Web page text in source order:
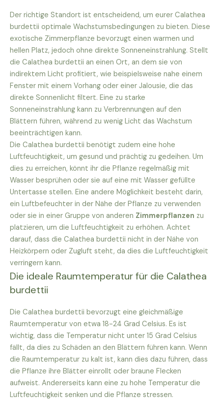
Der richtige Standort ist entscheidend, um eurer Calathea
burdettii optimale Wachstumsbedingungen zu bieten. Diese
exotische Zimmerpflanze bevorzugt einen warmen und
hellen Platz, jedoch ohne direkte Sonneneinstrahlung. Stellt
die Calathea burdettii an einen Ort, an dem sie von
indirektem Licht profitiert, wie beispielsweise nahe einem
Fenster mit einem Vorhang oder einer Jalousie, die das
direkte Sonnenlicht filtert. Eine zu starke
Sonneneinstrahlung kann zu Verbrennungen auf den
Blättern führen, während zu wenig Licht das Wachstum
beeinträchtigen kann.
Die Calathea burdettii benötigt zudem eine hohe
Luftfeuchtigkeit, um gesund und prächtig zu gedeihen. Um
dies zu erreichen, könnt ihr die Pflanze regelmäßig mit
Wasser besprühen oder sie auf eine mit Wasser gefüllte
Untertasse stellen. Eine andere Möglichkeit besteht darin,
ein Luftbefeuchter in der Nähe der Pflanze zu verwenden
oder sie in einer Gruppe von anderen Zimmerpflanzen zu
platzieren, um die Luftfeuchtigkeit zu erhöhen. Achtet
darauf, dass die Calathea burdettii nicht in der Nähe von
Heizkörpern oder Zugluft steht, da dies die Luftfeuchtigkeit
verringern kann.
Die ideale Raumtemperatur für die Calathea
burdettii
Die Calathea burdettii bevorzugt eine gleichmäßige
Raumtemperatur von etwa 18-24 Grad Celsius. Es ist
wichtig, dass die Temperatur nicht unter 15 Grad Celsius
fällt, da dies zu Schäden an den Blättern führen kann. Wenn
die Raumtemperatur zu kalt ist, kann dies dazu führen, dass
die Pflanze ihre Blätter einrollt oder braune Flecken
aufweist. Andererseits kann eine zu hohe Temperatur die
Luftfeuchtigkeit senken und die Pflanze stressen.